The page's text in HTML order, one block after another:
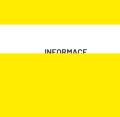
INFORMACE